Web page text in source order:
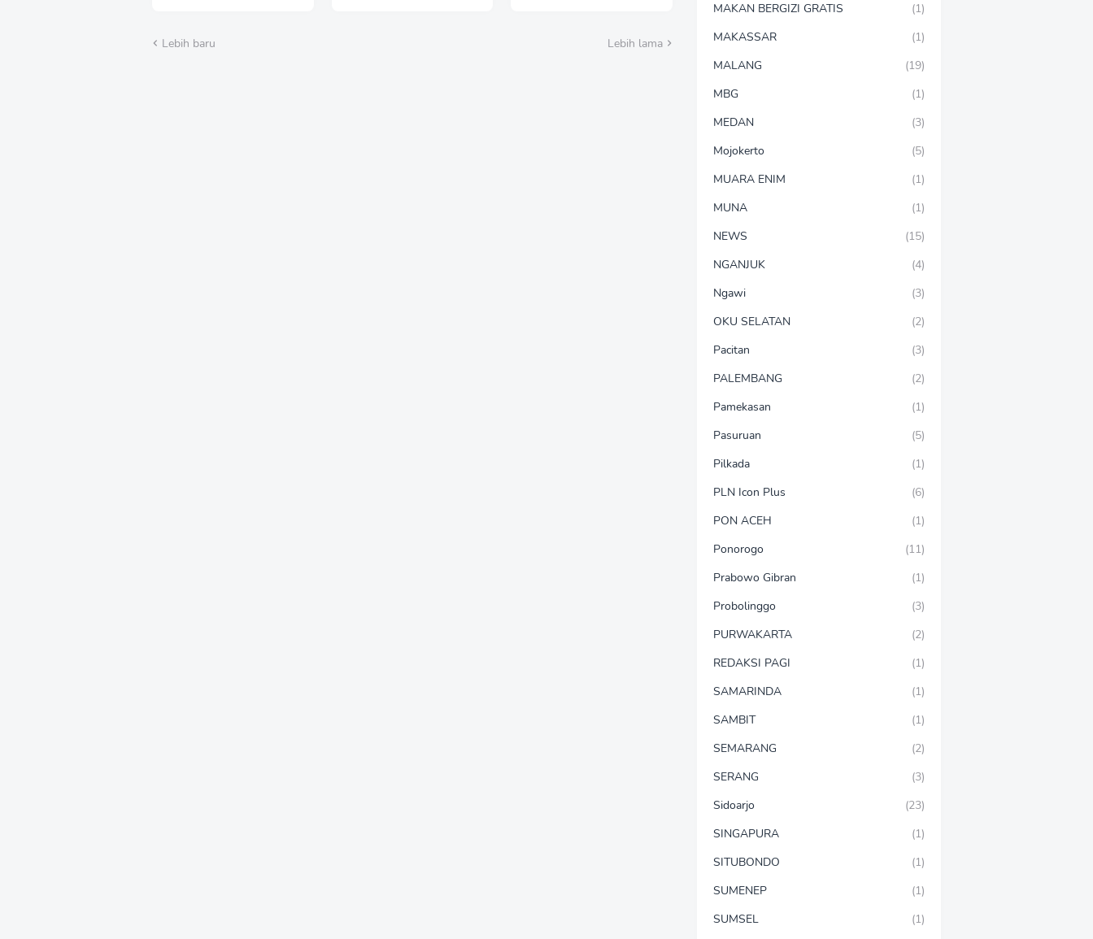
Lebih baru
Lebih lama
MAKAN BERGIZI GRATIS
(1)
MAKASSAR
(1)
MALANG
(19)
MBG
(1)
MEDAN
(3)
Mojokerto
(5)
MUARA ENIM
(1)
MUNA
(1)
NEWS
(15)
NGANJUK
(4)
Ngawi
(3)
OKU SELATAN
(2)
Pacitan
(3)
PALEMBANG
(2)
Pamekasan
(1)
Pasuruan
(5)
Pilkada
(1)
PLN Icon Plus
(6)
PON ACEH
(1)
Ponorogo
(11)
Prabowo Gibran
(1)
Probolinggo
(3)
PURWAKARTA
(2)
REDAKSI PAGI
(1)
SAMARINDA
(1)
SAMBIT
(1)
SEMARANG
(2)
SERANG
(3)
Sidoarjo
(23)
SINGAPURA
(1)
SITUBONDO
(1)
SUMENEP
(1)
SUMSEL
(1)